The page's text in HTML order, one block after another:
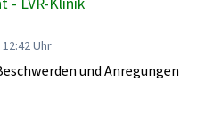
Uhr
und Anregungen